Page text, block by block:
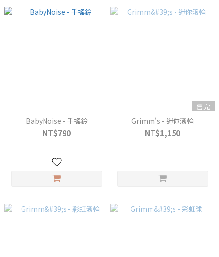
BabyNoise - 手搖鈴
NT$790
售完
Grimm's - 迷你滾輪
NT$1,150